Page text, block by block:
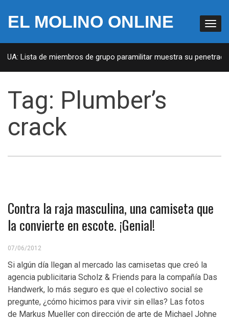
EL MOLINO ONLINE
Lista de miembros de grupo paramilitar muestra su
Tag: Plumber’s
crack
Contra la raja masculina, una camiseta que
la convierte en escote. ¡Genial!
07/06/2012
Si algún día llegan al mercado las camisetas que creó la
agencia publicitaria Scholz & Friends para la compañía Das
Handwerk, lo más seguro es que el colectivo social se
pregunte, ¿cómo hicimos para vivir sin ellas? Las fotos
de Markus Mueller con dirección de arte de Michael Johne